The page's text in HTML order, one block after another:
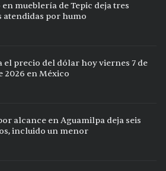
mueblería de Tepic deja tres
atendidas por humo
el precio del dólar hoy viernes 7 de
2026 en México
alcance en Aguamilpa deja seis
incluido un menor